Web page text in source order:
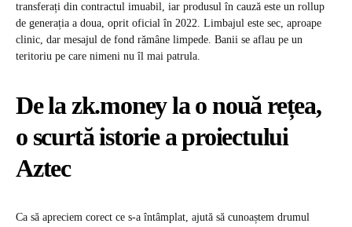
transferați din contractul imuabil, iar produsul în cauză este un rollup
de generația a doua, oprit oficial în 2022. Limbajul este sec, aproape
clinic, dar mesajul de fond rămâne limpede. Banii se aflau pe un
teritoriu pe care nimeni nu îl mai patrula.
De la zk.money la o nouă rețea,
o scurtă istorie a proiectului
Aztec
Ca să apreciem corect ce s-a întâmplat, ajută să cunoaștem drumul